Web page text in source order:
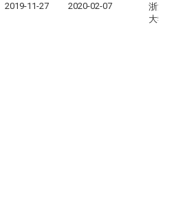
2019-11-27 2020-02-07
浙江
大学